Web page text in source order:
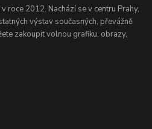
roce 2012. Nachází se v centru Prahy,
výstav současných, převážně
zakoupit volnou grafiku, obrazy,